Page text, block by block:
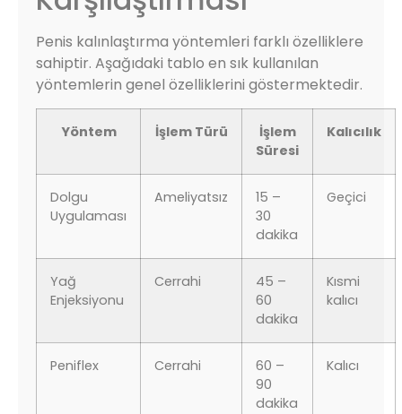
Penis kalınlaştırma yöntemleri farklı özelliklere
sahiptir. Aşağıdaki tablo en sık kullanılan
yöntemlerin genel özelliklerini göstermektedir.
Yöntem İşlem Türü
İşlem
Süresi
Kalıcılık
Dolgu
Uygulaması
Ameliyatsız
15 –
30
dakika
Geçici
Yağ
Enjeksiyonu
Cerrahi
45 –
60
dakika
Kısmi
kalıcı
Peniflex Cerrahi
60 –
90
dakika
Kalıcı